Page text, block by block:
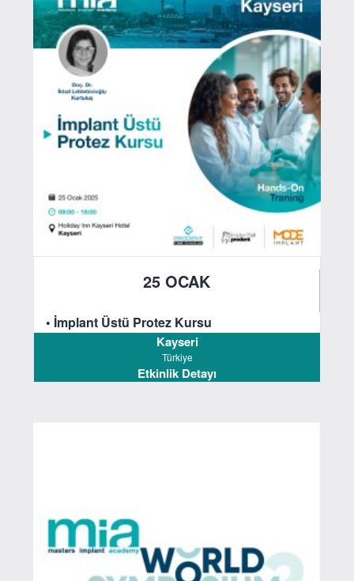
25 OCAK
• İmplant Üstü Protez Kursu
Kayseri
Türkiye
Etkinlik Detayı